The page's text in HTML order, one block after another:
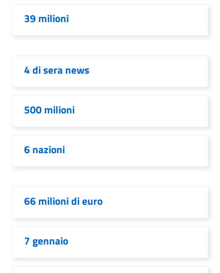
39 milioni
4 di sera news
500 milioni
6 nazioni
66 milioni di euro
7 gennaio